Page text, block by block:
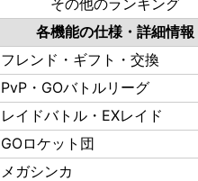
その他のランキング
各機能の仕様・詳細情報
フレンド・ギフト・交換
PvP・GOバトルリーグ
レイドバトル・EXレイド
GOロケット団
メガシンカ